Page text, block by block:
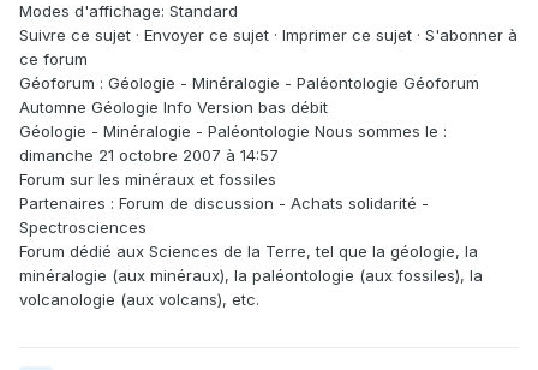
Modes d'affichage: Standard
Suivre ce sujet · Envoyer ce sujet · Imprimer ce sujet · S'abonner à
ce forum
Géoforum : Géologie - Minéralogie - Paléontologie Géoforum
Automne Géologie Info Version bas débit
Géologie - Minéralogie - Paléontologie Nous sommes le :
dimanche 21 octobre 2007 à 14:57
Forum sur les minéraux et fossiles
Partenaires : Forum de discussion - Achats solidarité -
Spectrosciences
Forum dédié aux Sciences de la Terre, tel que la géologie, la
minéralogie (aux minéraux), la paléontologie (aux fossiles), la
volcanologie (aux volcans), etc.